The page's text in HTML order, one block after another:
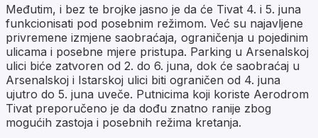
Međutim, i bez te brojke jasno je da će Tivat 4. i 5. juna
funkcionisati pod posebnim režimom. Već su najavljene
privremene izmjene saobraćaja, ograničenja u pojedinim
ulicama i posebne mjere pristupa. Parking u Arsenalskoj
ulici biće zatvoren od 2. do 6. juna, dok će saobraćaj u
Arsenalskoj i Istarskoj ulici biti ograničen od 4. juna
ujutro do 5. juna uveče. Putnicima koji koriste Aerodrom
Tivat preporučeno je da dođu znatno ranije zbog
mogućih zastoja i posebnih režima kretanja.